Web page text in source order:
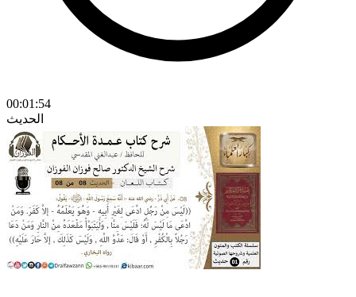
00:01:54
الحديث